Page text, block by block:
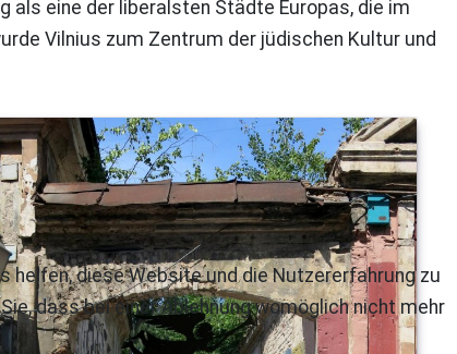
eine der liberalsten Städte Europas, die im
Vilnius zum Zentrum der jüdischen Kultur und
helfen, diese Website und die Nutzererfahrung zu
dass bei einer Ablehnung womöglich nicht mehr